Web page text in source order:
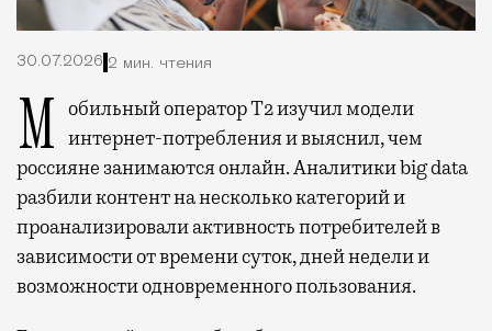
30.07.2026 2 мин. чтения
Мобильный оператор Т2 изучил модели интернет-потребления и выяснил, чем
россияне занимаются онлайн. Аналитики big data
разбили контент на несколько категорий и
проанализировали активность потребителей в
зависимости от времени суток, дней недели и
возможности одновременного пользования.